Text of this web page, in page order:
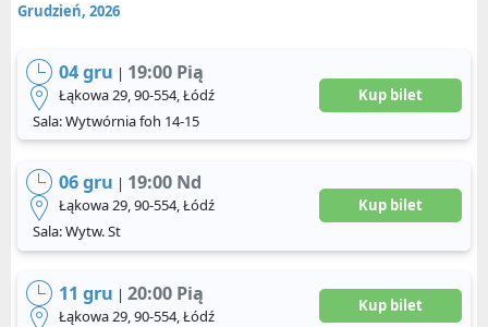
Grudzień, 2026
04 gru | 19:00 Pią
Łąkowa 29, 90-554, Łódź
Sala: Wytwórnia foh 14-15
Kup bilet
06 gru | 19:00 Nd
Łąkowa 29, 90-554, Łódź
Sala: Wytw. St
Kup bilet
11 gru |20:00 Pią
Łąkowa 29, 90-554, Łódź
Kup bilet